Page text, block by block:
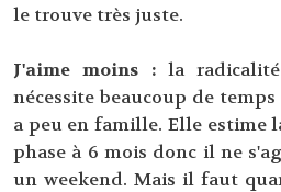
le trouve très juste.
J'aime moins :la
nécessite beaucoup de
a peu en famille. Elle estime
phase à 6 mois donc il ne
un weekend. Mais il faut